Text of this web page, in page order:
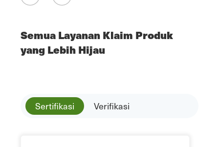
Semua Layanan Klaim Produk
yang Lebih Hijau
Sertifikasi Verifikasi